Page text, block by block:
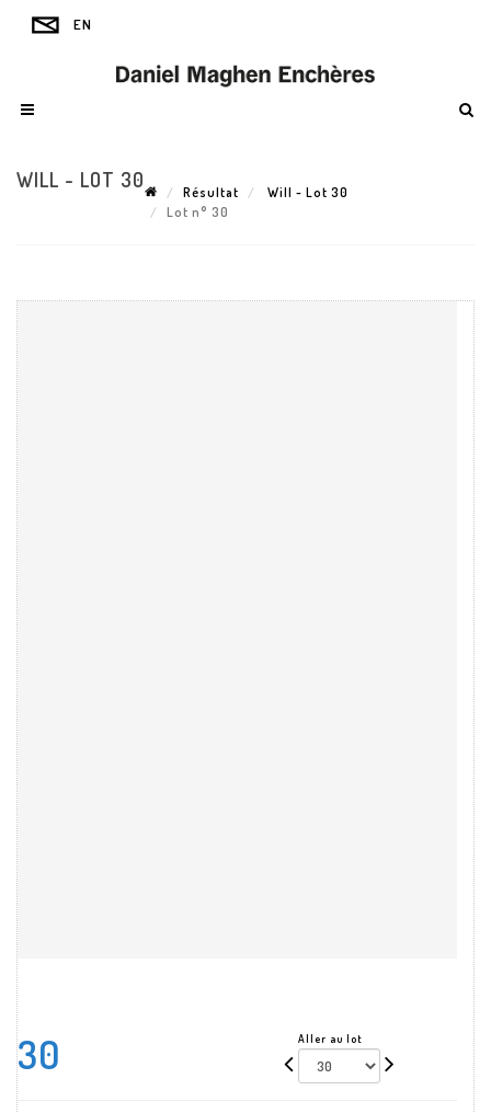
WILL - LOT 30
Résultat
Will - Lot 30
Lot n° 30
30 Aller au lot